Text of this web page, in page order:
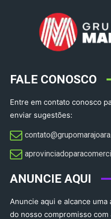
FALE CONOSCO
Entre em contato conosco
enviar sugestões:
ANUNCIE AQUI
Anuncie aqui e alcance
do nosso compromisso